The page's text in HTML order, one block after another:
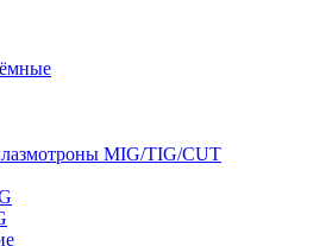
MIG/TIG/CUT